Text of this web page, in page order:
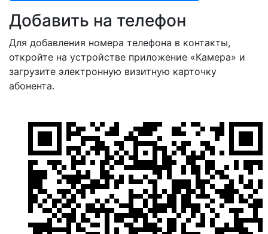
Добавить на телефон
Для добавления номера телефона в контакты,
откройте на устройстве приложение «Камера» и
загрузите электронную визитную карточку
абонента.